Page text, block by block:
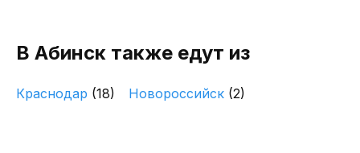
В Абинск также едут из
Краснодар (18) Новороссийск (2)